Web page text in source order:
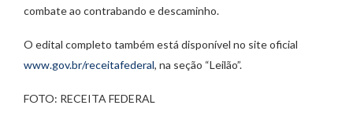
combate ao contrabando e descaminho.
O edital completo também está disponível no site oficial
www.gov.br/receitafederal, na seção “Leilão”.
FOTO: RECEITA FEDERAL